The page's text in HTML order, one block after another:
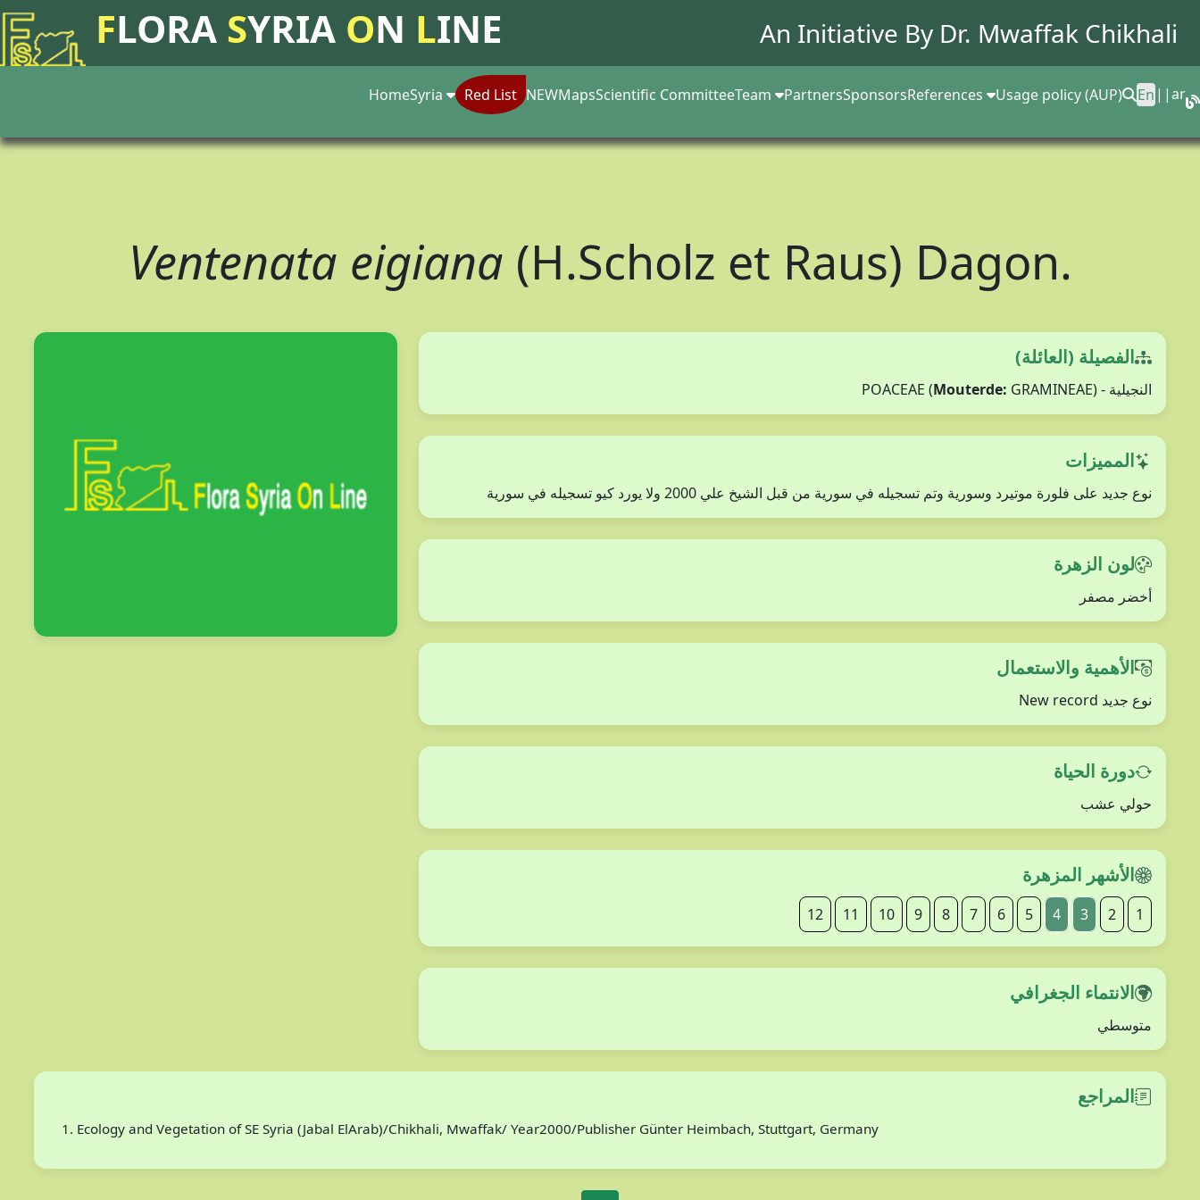
FLORA SYRIA ON LINE An Initiative By Dr. Mwaffak Chikhali
HomeSyria Red List NEWMapsScientific CommitteeTeam PartnersSponsorsReferences Usage policy (AUP) En ||ar
Ventenata eigiana (H.Scholz et Raus) Dagon.
الفصيلة (العائلة)
النجيلية - POACEAE ( Mouterde: GRAMINEAE)
المميزات
نوع جديد على فلورة موتيرد وسورية وتم تسجيله في سورية من قبل الشيخ علي 2000 ولا يورد كيو تسجيله في سورية
لون الزهرة
أخضر مصفر
الأهمية والاستعمال
نوع جديد New record
دورة الحياة
حولي عشب
الأشهر المزهرة
1
2
3
4
5
6
7
8
9
10
11
12
الانتماء الجغرافي
متوسطي
المراجع
Ecology and Vegetation of SE Syria (Jabal ElArab)/Chikhali, Mwaffak/ Year2000/Publisher Günter Heimbach, Stuttgart, Germany